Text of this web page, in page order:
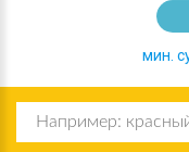
мин.